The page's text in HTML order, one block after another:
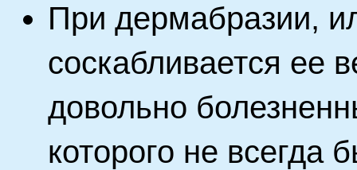
При дермабразии,
соскабливается ее
довольно
которого не всегда